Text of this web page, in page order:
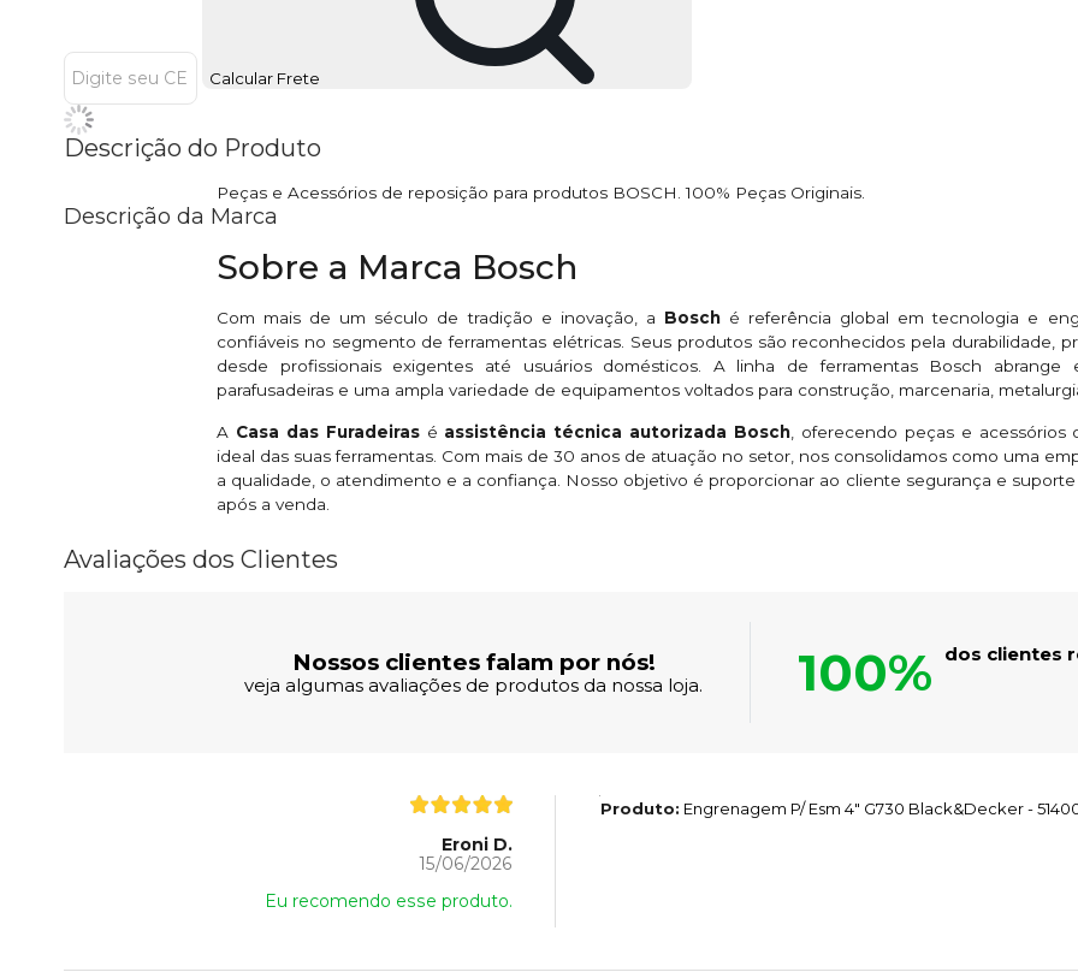
Calcular Frete
Descrição do Produto
Peças e Acessórios de reposição para produtos BOSCH. 100% Peças Originais.
Descrição da Marca
Sobre a Marca Bosch
Com mais de um século de tradição e inovação, a Bosché referência global em tecnologia e
confiáveis no segmento de ferramentas elétricas. Seus produtos são reconhecidos pela durabilidade,
desde profissionais exigentes até usuários domésticos. A linha de ferramentas Bosch abrange
parafusadeiras e uma ampla variedade de equipamentos voltados para construção, marcenaria,
A Casa das Furadeirasé assistência técnica autorizada Bosch , oferecendo peças e
ideal das suas ferramentas. Com mais de 30 anos de atuação no setor, nos consolidamos como uma
a qualidade, o atendimento e a confiança. Nosso objetivo é proporcionar ao cliente segurança e
após a venda.
Avaliações dos Clientes
Nossos clientes falam por nós!
veja algumas avaliações de produtos da nossa loja. 100% dos clientes
Eroni D.
15/06/2026
Eu recomendo esse produto.
Produto: Engrenagem P/ Esm 4" G730 Black&Decker -